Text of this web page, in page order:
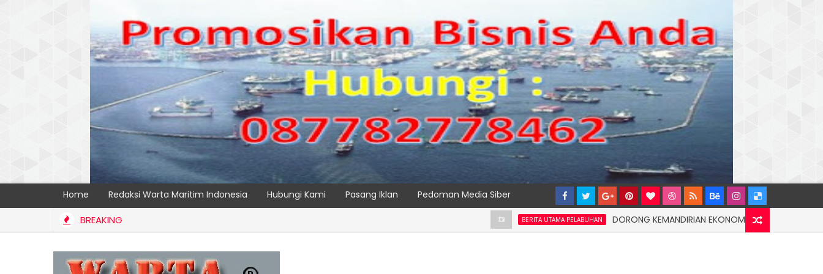
Home Redaksi Warta Maritim Indonesia Hubungi Kami Pasang Iklan Pedoman Media Siber
BREAKING BERITA UTAMA PELABUHAN
DORONG KEMANDIRIAN EKONOMI MASYARAKAT PESISIR, PT